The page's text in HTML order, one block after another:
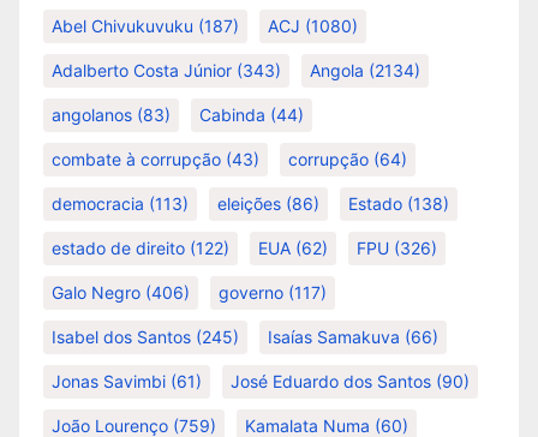
Abel Chivukuvuku (187) ACJ (1080)
Adalberto Costa Júnior (343) Angola (2134)
angolanos (83) Cabinda (44)
combate à corrupção (43) corrupção (64)
democracia (113) eleições (86) Estado (138)
estado de direito (122) EUA (62) FPU (326)
Galo Negro (406) governo (117)
Isabel dos Santos (245) Isaías Samakuva (66)
Jonas Savimbi (61) José Eduardo dos Santos (90)
João Lourenço (759) Kamalata Numa (60)